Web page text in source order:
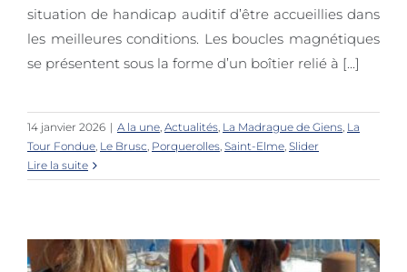
situation de handicap auditif d’être accueillies dans
les meilleures conditions. Les boucles magnétiques
se présentent sous la forme d’un boîtier relié à [...]
14 janvier 2026 | A la une, Actualités, La Madrague de Giens, La
Tour Fondue, Le Brusc, Porquerolles, Saint-Elme, Slider
Lire la suite